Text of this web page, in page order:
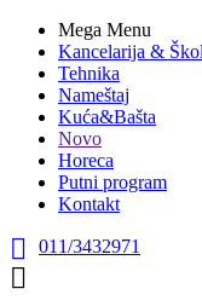
Mega Menu
Kancelarija &
Tehnika
Nameštaj
Kuća&Bašta
Novo
Horeca
Putni program
Kontakt
 011/3432971
